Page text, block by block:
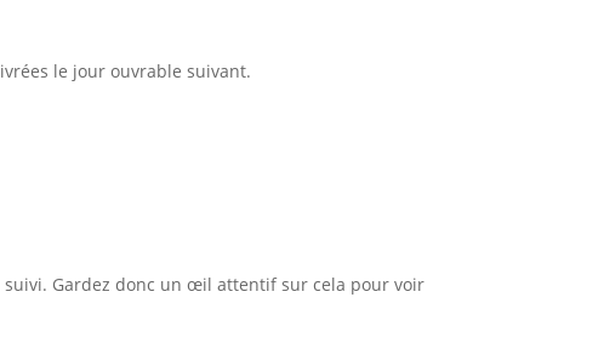
le jour ouvrable suivant.
suivi. Gardez donc un œil attentif sur cela pour voir